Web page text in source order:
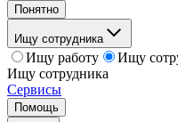
Понятно
Ищу сотрудника
Ищу работу
Ищу
Ищу сотрудника
Сервисы
Помощь